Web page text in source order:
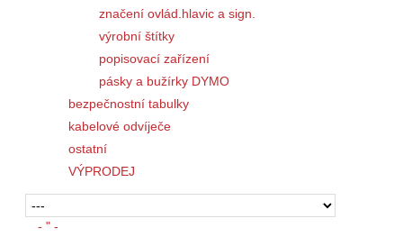
značení ovlád.hlavic a sign.
výrobní štítky
popisovací zařízení
pásky a bužírky DYMO
bezpečnostní tabulky
kabelové odvíječe
ostatní
VÝPRODEJ
- " -